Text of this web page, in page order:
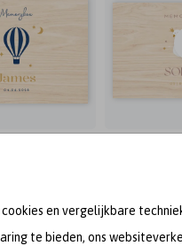
en vergelijkbare
te bieden, ons